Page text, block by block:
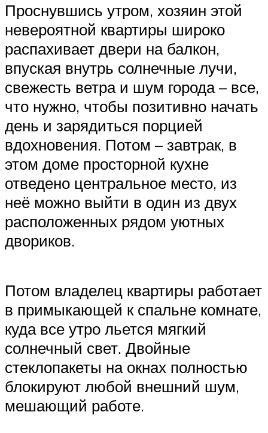
Проснувшись утром, хозяин этой
невероятной квартиры широко
распахивает двери на балкон,
впуская внутрь солнечные лучи,
свежесть ветра и шум города – все,
что нужно, чтобы позитивно начать
день и зарядиться порцией
вдохновения. Потом – завтрак, в
этом доме просторной кухне
отведено центральное место, из
неё можно выйти в один из двух
расположенных рядом уютных
двориков.
Потом владелец квартиры работает
в примыкающей к спальне комнате,
куда все утро льется мягкий
солнечный свет. Двойные
стеклопакеты на окнах полностью
блокируют любой внешний шум,
мешающий работе.